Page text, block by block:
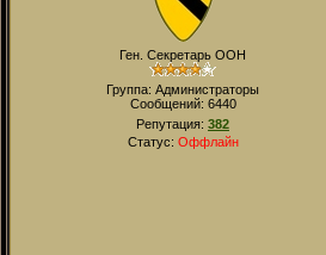
Ген. Секретарь ООН
Группа: Администраторы
Сообщений: 6440
Репутация: 382
Статус: Оффлайн